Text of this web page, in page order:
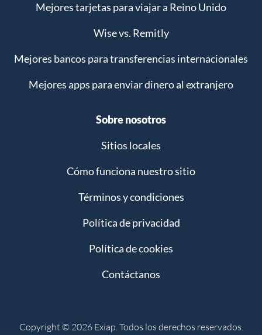
Mejores tarjetas para viajar a Reino Unido
Wise vs. Remitly
Mejores bancos para transferencias internacionales
Mejores apps para enviar dinero al extranjero
Sobre nosotros
Sitios locales
Cómo funciona nuestro sitio
Términos y condiciones
Política de privacidad
Política de cookies
Contáctanos
Copyright © 2026 Exiap. Todos los derechos reservados.